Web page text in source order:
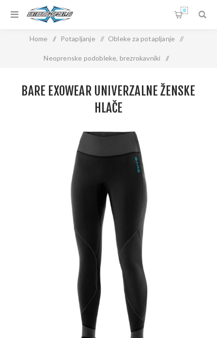
0
Home / Potapljanje / Obleke za potapljanje /
Neoprenske podobleke, brezrokavniki /
BARE EXOWEAR UNIVERZALNE ŽENSKE
HLAČE